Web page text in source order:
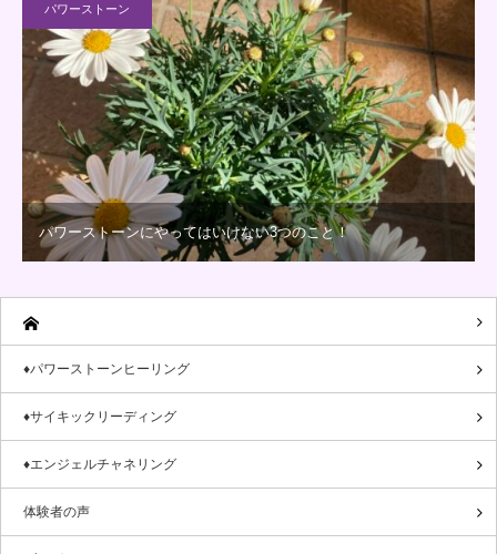
パワーストーン
パワーストーンにやってはいけない3つのこと！
♦パワーストーンヒーリング
♦サイキックリーディング
♦エンジェルチャネリング
体験者の声